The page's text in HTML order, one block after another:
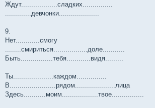
Ждут..................сладких...............
.............девчонки....................
9.
Нет............смогу
........смириться.................доле...........
Быть................тебя............видя.........
Ты....................каждом...............
В.......................рядом....................лица
Здесь...........моим..................твое................